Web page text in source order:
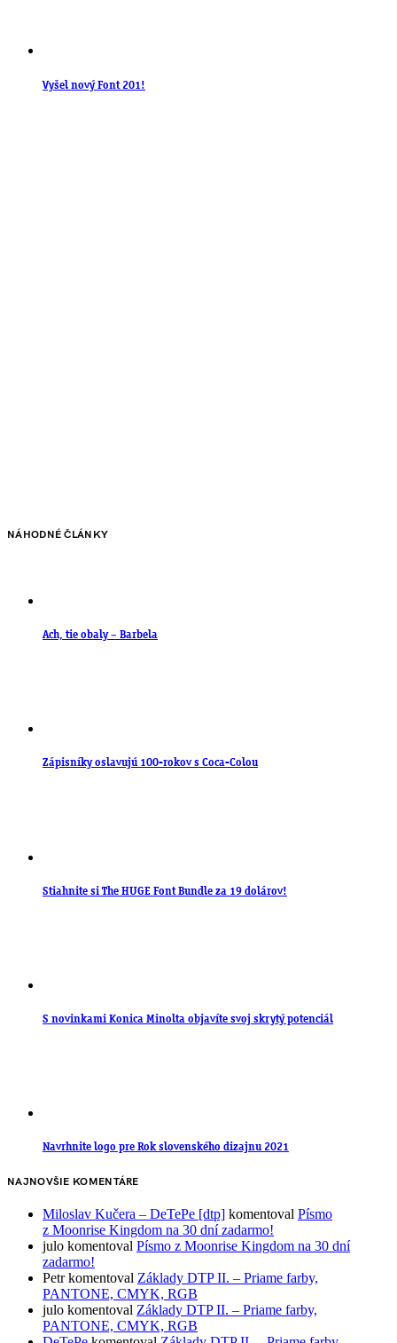
Vyšel nový Font 201!
NÁHODNÉ ČLÁNKY
Ach, tie obaly – Barbela
Zápisníky oslavujú 100-rokov s Coca-Colou
Stiahnite si The HUGE Font Bundle za 19 dolárov!
S novinkami Konica Minolta objavíte svoj skrytý potenciál
Navrhnite logo pre Rok slovenského dizajnu 2021
NAJNOVŠIE KOMENTÁRE
Miloslav Kučera – DeTePe [dtp] komentoval Písmo
z Moonrise Kingdom na 30 dní zadarmo!
julo komentoval Písmo z Moonrise Kingdom na 30 dní
zadarmo!
Petrkomentoval Základy DTP II. – Priame farby,
PANTONE, CMYK, RGB
julo komentoval Základy DTP II. – Priame farby,
PANTONE, CMYK, RGB